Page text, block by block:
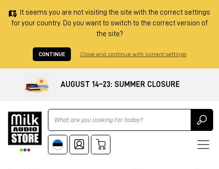
It seems you are not visiting the site with the correct settings
for your country. Do you want to switch to the correct version of
the site?
CONTINUE Close and continue with current settings
AUGUST 14–23: SUMMER CLOSURE
Ricerca